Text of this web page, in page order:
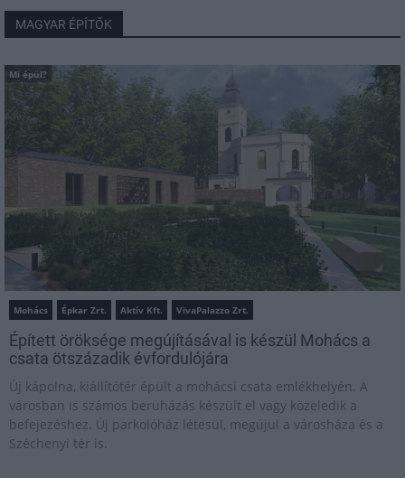
MAGYAR ÉPÍTŐK
Mi épül?
Mohács Épkar Zrt. Aktív Kft. VivaPalazzo Zrt.
Épített öröksége megújításával is készül Mohács a
csata ötszázadik évfordulójára
Új kápolna, kiállítótér épült a mohácsi csata emlékhelyén. A
városban is számos beruházás készült el vagy közeledik a
befejezéshez. Új parkolóház létesül, megújul a városháza és a
Széchenyi tér is.